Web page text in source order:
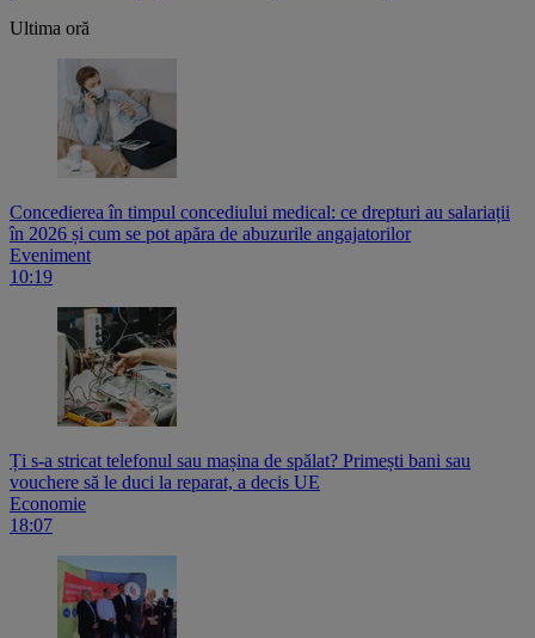
Ultima oră
Concedierea în timpul concediului medical: ce drepturi au salariații
în 2026 și cum se pot apăra de abuzurile angajatorilor
Eveniment
10:19
Ți s-a stricat telefonul sau mașina de spălat? Primești bani sau
vouchere să le duci la reparat, a decis UE
Economie
18:07